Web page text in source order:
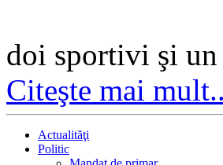
doi sportivi şi un
Citeşte mai
Actualităţi
Politic